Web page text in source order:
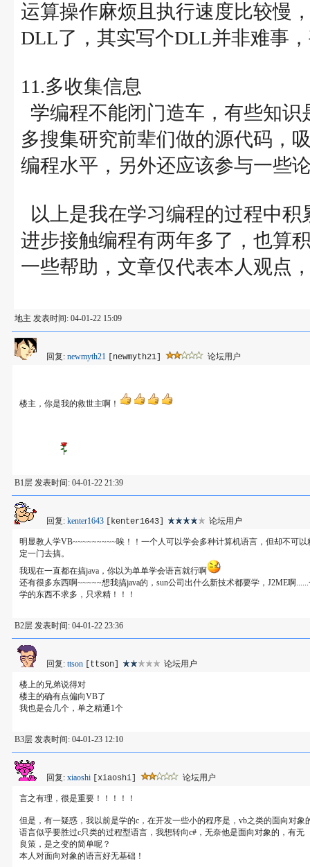
运算操作麻烦且执行速度比较慢
DLL了，其实写个DLL并非难事
11.多收集信息
学编程不能闭门造车，有些知
多搜集研究前辈们做的源代码，
编程水平，另外还应该参与一些
以上是我在学习编程的过程中
进步接触编程有两年多了，也算
一些帮助，文章仅代表本人观点
地主 发表时间: 04-01-22 15:09
回复: newmyth21 [newmyth21] 论坛用户
楼主，你是我的救世主啊！
B1层 发表时间: 04-01-22 21:39
回复: kenter1643 [kenter1643] 论坛用户
明显教人学VB~~~~~~~~~唉！！一个人可以学会多种计算机语言，但却不可
定一门去搞。
我现在一直都在搞java，你以为单单学会语言就行啊
还有很多东西啊~~~~~想我搞java的，sun公司出什么新技术都要学，J2ME啊
学的东西不求多，只求精！！！
B2层 发表时间: 04-01-22 23:36
回复: ttson [ttson] 论坛用户
楼上的兄弟说得对
楼主的确有点偏向VB了
我也是会几个，单之精通1个
B3层 发表时间: 04-01-23 12:10
回复: xiaoshi [xiaoshi] 论坛用户
言之有理，很是重要！！！！！
但是，有一疑惑，我以前是学的c，在开发一些小的程序是，vb之类的面向对象
语言似乎要胜过c只类的过程型语言，我想转向c#，无奈他是面向对象的，有无
良策，是之变的简单呢？
本人对面向对象的语言好无基础！